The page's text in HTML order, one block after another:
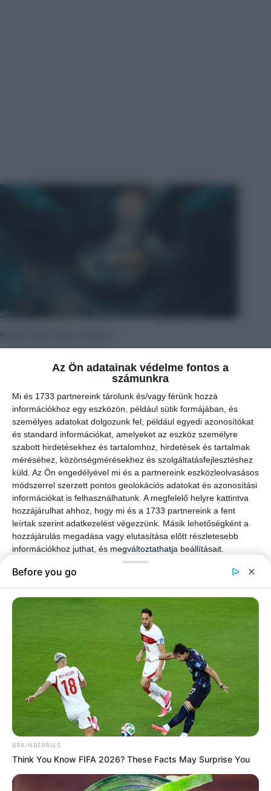
Az Ön adatainak védelme fontos a
számunkra
Mi és 1733 partnereink tárolunk és/vagy férünk hozzá
információkhoz egy eszközön, például sütik formájában, és
személyes adatokat dolgozunk fel, például egyedi azonosítókat
és standard információkat, amelyeket az eszköz személyre
szabott hirdetésekhez és tartalomhoz, hirdetések és tartalmak
méréséhez, közönségmérésekhez és szolgáltatásfejlesztéshez
küld. Az Ön engedélyével mi és a partnereink eszközleolvasásos
módszerrel szerzett pontos geolokációs adatokat és azonosítási
információkat is felhasználhatunk. A megfelelő helyre kattintva
hozzájárulhat ahhoz, hogy mi és a 1733 partnereink a fent
leírtak szerint adatkezelést végezzünk. Másik lehetőségként a
hozzájárulás megadása vagy elutasítása előtt részletesebb
információkhoz juthat, és megváltoztathatja beállításait.
Felhívjuk figyelmét, hogy személyes adatainak bizonyos
kezeléséhez nem feltétlenül szükséges az Ön hozzájárulása, de
jogában áll tiltakozni az ilyen jellegű adatkezelés ellen. A
beállításai csak erre a weboldalra érvényesek. Bármikor
megváltoztathatja a preferenciáit, vagy visszavonhatja
hozzájárulását, ha visszatér erre az oldalra, és rákattint az oldal
alján található "Adatvédelem" gombra.